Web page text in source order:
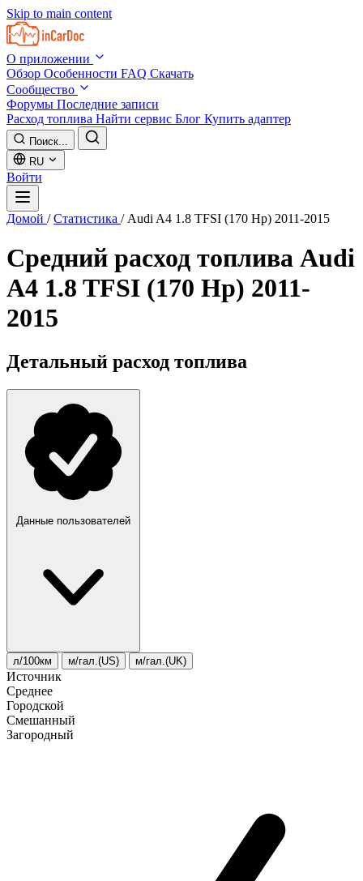
Skip to main content
О приложении
Обзор Особенности FAQ Скачать
Сообщество
Форумы Последние записи
Расход топлива Найти сервис Блог Купить адаптер
Поиск...
RU
Войти
Домой / Статистика / Audi A4 1.8 TFSI (170 Hp) 2011-2015
Средний расход топлива Audi
A4 1.8 TFSI (170 Hp) 2011-
2015
Детальный расход топлива
Данные пользователей
л/100км м/гал.(US) м/гал.(UK)
Источник
Среднее
Городской
Смешанный
Загородный